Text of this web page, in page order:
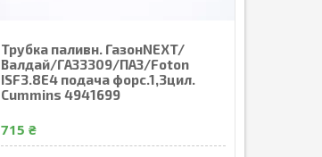
Трубка паливн. ГазонNEXT/
Валдай/ГАЗ3309/ПАЗ/Foton
ISF3.8E4 подача форс.1,3цил.
Cummins 4941699
715 ₴